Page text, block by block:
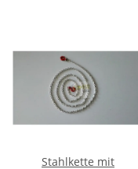
Stahlkette mit